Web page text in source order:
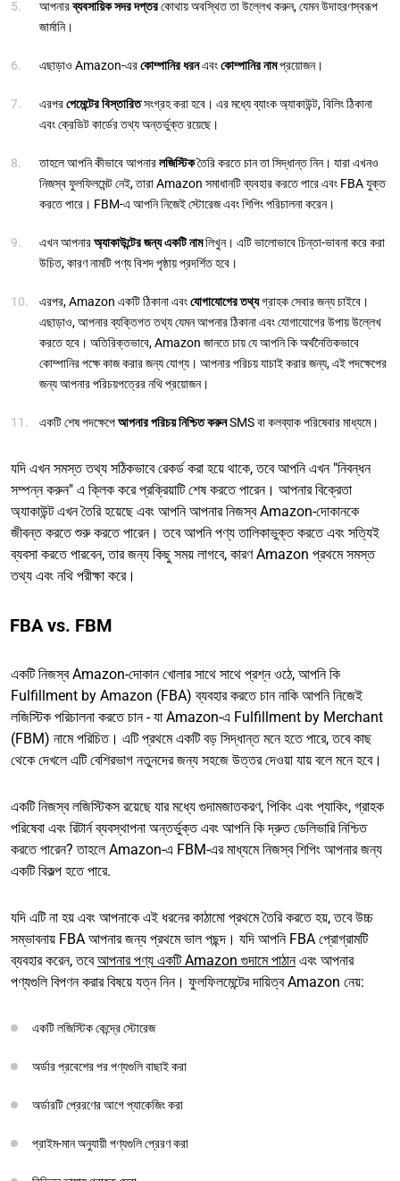
আপনারব্যবসায়িক সদর দপ্তরকোথায় অবস্থিত তা উল্লেখ করুন, যেমন উদাহরণস্বরূপ
জার্মানি।
এছাড়াও Amazon-এরকোম্পানির ধরনএবংকোম্পানির নামপ্রয়োজন।
এরপরপেমেন্টের বিস্তারিতসংগ্রহ করা হবে। এর মধ্যে ব্যাংক অ্যাকাউন্ট, বিলিং ঠিকানা
এবং ক্রেডিট কার্ডের তথ্য অন্তর্ভুক্ত রয়েছে।
তাহলে আপনি কীভাবে আপনারলজিস্টিকতৈরি করতে চান তা সিদ্ধান্ত নিন। যারা এখনও
নিজস্ব ফুলফিলমেন্ট নেই, তারা Amazon সমাধানটি ব্যবহার করতে পারে এবং FBA যুক্ত
করতে পারে। FBM-এ আপনি নিজেই স্টোরেজ এবং শিপিং পরিচালনা করেন।
এখন আপনারঅ্যাকাউন্টের জন্য একটি নামলিখুন। এটি ভালোভাবে চিন্তা-ভাবনা করে করা
উচিত, কারণ নামটি পণ্য বিশদ পৃষ্ঠায় প্রদর্শিত হবে।
এরপর, Amazon একটি ঠিকানা এবংযোগাযোগের তথ্যগ্রাহক সেবার জন্য চাইবে।
এছাড়াও, আপনার ব্যক্তিগত তথ্য যেমন আপনার ঠিকানা এবং যোগাযোগের উপায় উল্লেখ
করতে হবে। অতিরিক্তভাবে, Amazon জানতে চায় যে আপনি কি অর্থনৈতিকভাবে
কোম্পানির পক্ষে কাজ করার জন্য যোগ্য। আপনার পরিচয় যাচাই করার জন্য, এই পদক্ষেপের
জন্য আপনার পরিচয়পত্রের নথি প্রয়োজন।
একটি শেষ পদক্ষেপেআপনার পরিচয় নিশ্চিত করুনSMS বা কলব্যাক পরিষেবার মাধ্যমে।
যদি এখন সমস্ত তথ্য সঠিকভাবে রেকর্ড করা হয়ে থাকে, তবে আপনি এখন "নিবন্ধন
সম্পন্ন করুন" এ ক্লিক করে প্রক্রিয়াটি শেষ করতে পারেন। আপনার বিক্রেতা
অ্যাকাউন্ট এখন তৈরি হয়েছে এবং আপনি আপনার নিজস্ব Amazon-দোকানকে
জীবন্ত করতে শুরু করতে পারেন। তবে আপনি পণ্য তালিকাভুক্ত করতে এবং সত্যিই
ব্যবসা করতে পারবেন, তার জন্য কিছু সময় লাগবে, কারণ Amazon প্রথমে সমস্ত
তথ্য এবং নথি পরীক্ষা করে।
FBA vs. FBM
একটি নিজস্ব Amazon-দোকান খোলার সাথে সাথে প্রশ্ন ওঠে, আপনি কি
Fulfillment by Amazon (FBA) ব্যবহার করতে চান নাকি আপনি নিজেই
লজিস্টিক পরিচালনা করতে চান - যা Amazon-এ Fulfillment by Merchant
(FBM) নামে পরিচিত। এটি প্রথমে একটি বড় সিদ্ধান্ত মনে হতে পারে, তবে কাছ
থেকে দেখলে এটি বেশিরভাগ নতুনদের জন্য সহজে উত্তর দেওয়া যায় বলে মনে হবে।
একটি নিজস্ব লজিস্টিকস রয়েছে যার মধ্যে গুদামজাতকরণ, পিকিং এবং প্যাকিং, গ্রাহক
পরিষেবা এবং রিটার্ন ব্যবস্থাপনা অন্তর্ভুক্ত এবং আপনি কি দ্রুত ডেলিভারি নিশ্চিত
করতে পারেন? তাহলে Amazon-এ FBM-এর মাধ্যমে নিজস্ব শিপিং আপনার জন্য
একটি বিকল্প হতে পারে.
যদি এটি না হয় এবং আপনাকে এই ধরনের কাঠামো প্রথমে তৈরি করতে হয়, তবে উচ্চ
সম্ভাবনায় FBA আপনার জন্য প্রথমে ভাল পছন্দ। যদি আপনি FBA প্রোগ্রামটি
ব্যবহার করেন, তবেআপনার পণ্য একটি Amazon গুদামে পাঠানএবং আপনার
পণ্যগুলি বিপণন করার বিষয়ে যত্ন নিন। ফুলফিলমেন্টের দায়িত্ব Amazon নেয়:
একটি লজিস্টিক কেন্দ্রে স্টোরেজ
অর্ডার প্রবেশের পর পণ্যগুলি বাছাই করা
অর্ডারটি প্রেরণের আগে প্যাকেজিং করা
প্রাইম-মান অনুযায়ী পণ্যগুলি প্রেরণ করা